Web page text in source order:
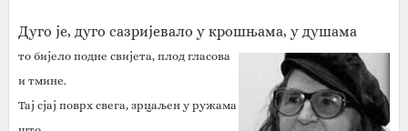
Дуго је, дуго сазријевало у крошњама, у душама
то бијело подне свијета, плод гласова
и тмине.
Тај сјај поврх свега, зрцаљен у ружама